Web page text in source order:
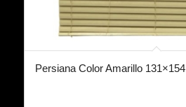
Persiana Color Amarillo 131×154